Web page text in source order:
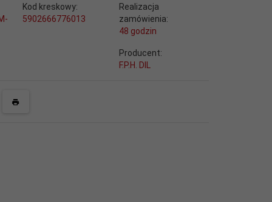
Kod kreskowy:
5902666776013
Realizacja
zamówienia:
48 godzin
Producent:
F.P.H. DIL